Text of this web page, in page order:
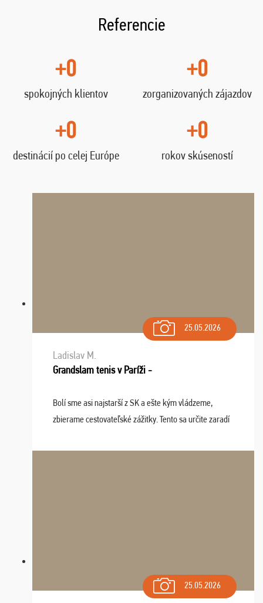
Referencie
+0
spokojných klientov
+0
zorganizovaných zájazdov
+0
destinácií po celej Európe
+0
rokov skúseností
25.05.2026
Ladislav M.
Grandslam tenis v Paríži -
Bolí sme asi najstarší z SK a ešte kým vládzeme,
zbierame cestovateľské zážitky. Tento sa určite zaradí
osudu - pohodový šefík Meďo, dobrá parti ...
25.05.2026